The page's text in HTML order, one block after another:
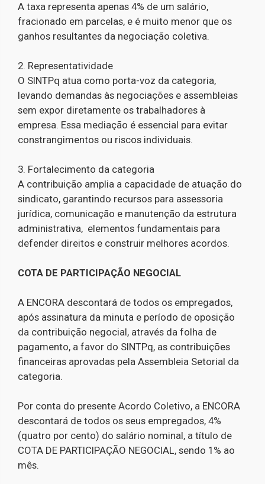
A taxa representa apenas 4% de um salário,
fracionado em parcelas, e é muito menor que os
ganhos resultantes da negociação coletiva.
2. Representatividade
O SINTPq atua como porta-voz da categoria,
levando demandas às negociações e assembleias
sem expor diretamente os trabalhadores à
empresa. Essa mediação é essencial para evitar
constrangimentos ou riscos individuais.
3. Fortalecimento da categoria
A contribuição amplia a capacidade de atuação do
sindicato, garantindo recursos para assessoria
jurídica, comunicação e manutenção da estrutura
administrativa, elementos fundamentais para
defender direitos e construir melhores acordos.
COTA DE PARTICIPAÇÃO NEGOCIAL
A ENCORA descontará de todos os empregados,
após assinatura da minuta e período de oposição
da contribuição negocial, através da folha de
pagamento, a favor do SINTPq, as contribuições
financeiras aprovadas pela Assembleia Setorial da
categoria.
Por conta do presente Acordo Coletivo, a ENCORA
descontará de todos os seus empregados, 4%
(quatro por cento) do salário nominal, a título de
COTA DE PARTICIPAÇÃO NEGOCIAL, sendo 1% ao
mês.